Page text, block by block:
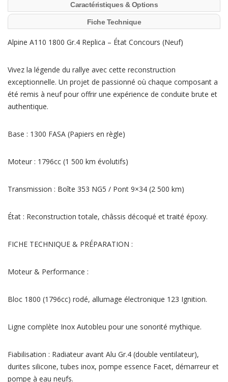
Caractéristiques & Options
Fiche Technique
Alpine A110 1800 Gr.4 Replica – État Concours (Neuf)
Vivez la légende du rallye avec cette reconstruction
exceptionnelle. Un projet de passionné où chaque composant a
été remis à neuf pour offrir une expérience de conduite brute et
authentique.
Base : 1300 FASA (Papiers en règle)
Moteur : 1796cc (1 500 km évolutifs)
Transmission : Boîte 353 NG5 / Pont 9×34 (2 500 km)
État : Reconstruction totale, châssis décoqué et traité époxy.
FICHE TECHNIQUE & PRÉPARATION :
Moteur & Performance :
Bloc 1800 (1796cc) rodé, allumage électronique 123 Ignition.
Ligne complète Inox Autobleu pour une sonorité mythique.
Fiabilisation : Radiateur avant Alu Gr.4 (double ventilateur),
durites silicone, tubes inox, pompe essence Facet, démarreur et
pompe à eau neufs.